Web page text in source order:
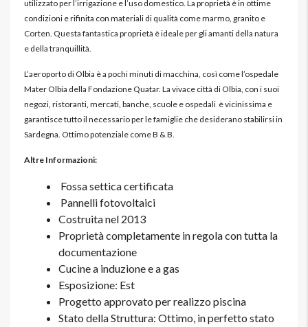
utilizzato per l’irrigazione e l’uso domestico. La proprietà è in ottime
condizioni e rifinita con materiali di qualità come marmo, granito e
Corten. Questa fantastica proprietà è ideale per gli amanti della natura
e della tranquillità.
L’aeroporto di Olbia è a pochi minuti di macchina, così come l’ospedale
Mater Olbia della Fondazione Quatar. La vivace città di Olbia, con i suoi
negozi, ristoranti, mercati, banche, scuole e ospedali è vicinissima e
garantisce tutto il necessario per le famiglie che desiderano stabilirsi in
Sardegna. Ottimo potenziale come B & B.
Altre Informazioni:
Fossa settica certificata
Pannelli fotovoltaici
Costruita nel 2013
Proprietà completamente in regola con tutta la
documentazione
Cucine a induzione e a gas
Esposizione: Est
Progetto approvato per realizzo piscina
Stato della Struttura: Ottimo, in perfetto stato